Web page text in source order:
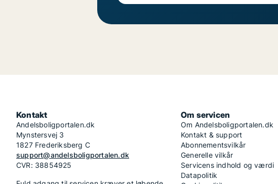
Kontakt
Andelsboligportalen.dk
Mynstersvej 3
1827 Frederiksberg C
support@andelsboligportalen.dk
CVR: 38854925
Om servicen
Om Andelsboligportalen.dk
Kontakt & support
Abonnementsvilkår
Generelle vilkår
Servicens indhold og værdi
Datapolitik